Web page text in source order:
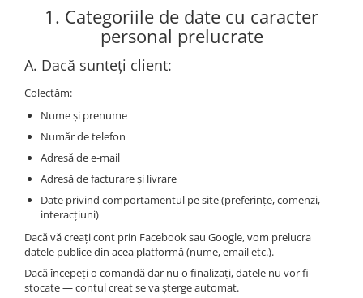
1. Categoriile de date cu caracter
personal prelucrate
A. Dacă sunteți client:
Colectăm:
Nume și prenume
Număr de telefon
Adresă de e-mail
Adresă de facturare și livrare
Date privind comportamentul pe site (preferințe, comenzi,
interacțiuni)
Dacă vă creați cont prin Facebook sau Google, vom prelucra
datele publice din acea platformă (nume, email etc.).
Dacă începeți o comandă dar nu o finalizați, datele nu vor fi
stocate — contul creat se va șterge automat.